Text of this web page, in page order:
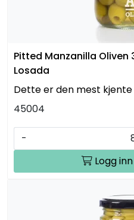
Pitted Manzanilla
Losada
Dette er den mest
45004
-
Logg